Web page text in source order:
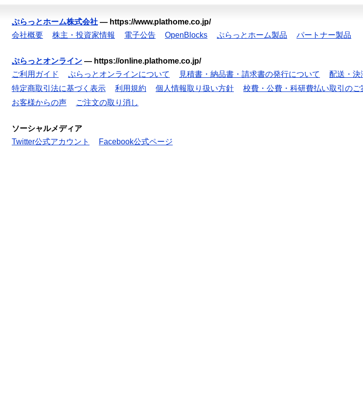
ぷらっとホーム株式会社 — https://www.plathome.co.jp/
会社概要
株主・投資家情報 電子公告 OpenBlocks ぷらっとホーム製品 パートナー製品
ぷらっとオンライン — https://online.plathome.co.jp/
ご利用ガイド
ぷらっとオンラインについて 見積書・納品書・請求書の発行について 配送・決
特定商取引法に基づく表示
利用規約 個人情報取り扱い方針 校費・公費・科研費払い取引のご
お客様からの声
ご注文の取り消し
ソーシャルメディア
Twitter公式アカウント
Facebook公式ページ